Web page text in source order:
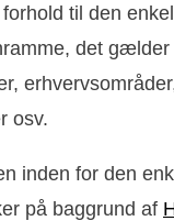
til den
det gælder
osv.
inden for den
på baggrund af